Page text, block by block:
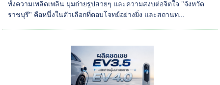
ทั้งความเพลิดเพลิน มุมถ่ายรูปสวยๆ และความสงบต่อจิตใจ "จังหวัด
ราชบุรี" คือหนึ่งในตัวเลือกที่ตอบโจทย์อย่างยิ่ง และสถานท...